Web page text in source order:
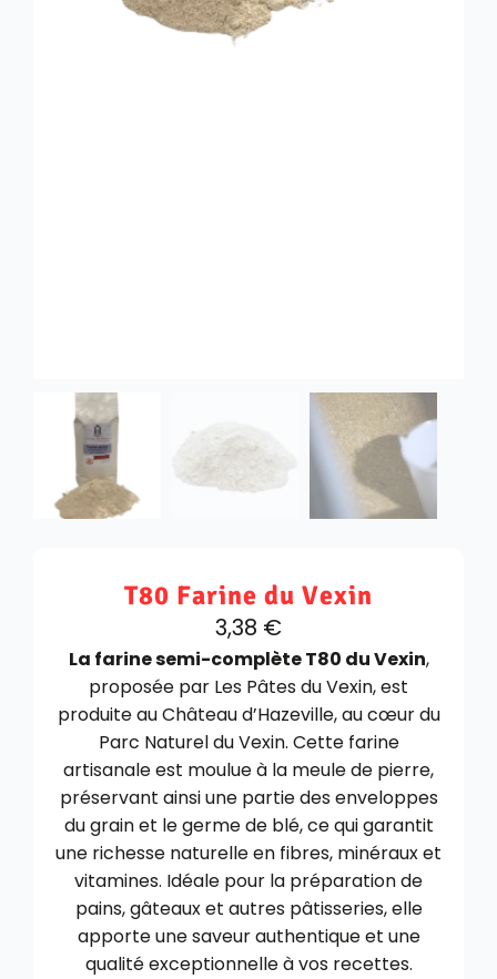
T80 Farine du Vexin
3,38 €
La farine semi-complète T80 du Vexin,
proposée par Les Pâtes du Vexin, est
produite au Château d’Hazeville, au cœur du
Parc Naturel du Vexin. Cette farine
artisanale est moulue à la meule de pierre,
préservant ainsi une partie des enveloppes
du grain et le germe de blé, ce qui garantit
une richesse naturelle en fibres, minéraux et
vitamines. Idéale pour la préparation de
pains, gâteaux et autres pâtisseries, elle
apporte une saveur authentique et une
qualité exceptionnelle à vos recettes.